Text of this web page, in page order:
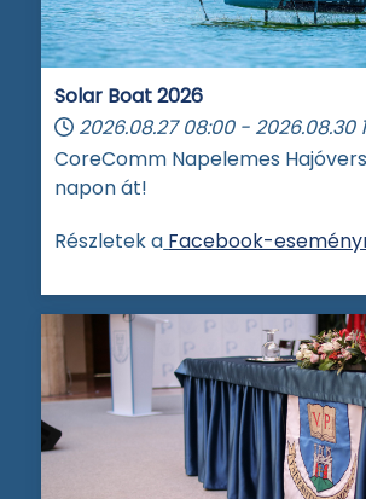
Solar Boat 2026
2026.08.27 08:00 - 2026.08.30
CoreComm Napelemes
napon át!
Részletek a Facebook-